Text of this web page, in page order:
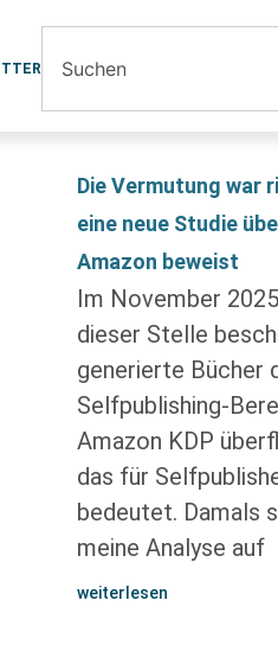
Die Vermutung war
eine neue Studie
Amazon beweist
Im November
dieser Stelle
generierte Bücher
Selfpublishing-
Amazon KDP
das für
bedeutet. Damals
meine Analyse auf
weiterlesen